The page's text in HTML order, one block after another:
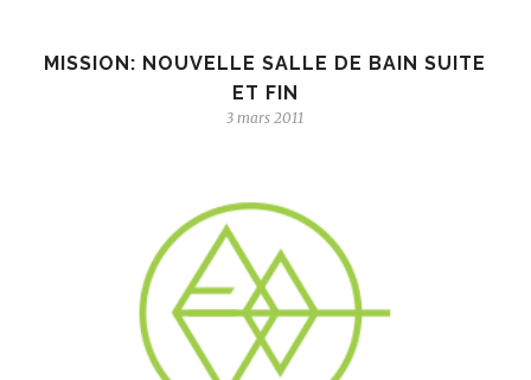
MISSION: NOUVELLE SALLE DE BAIN SUITE
ET FIN
3 mars 2011